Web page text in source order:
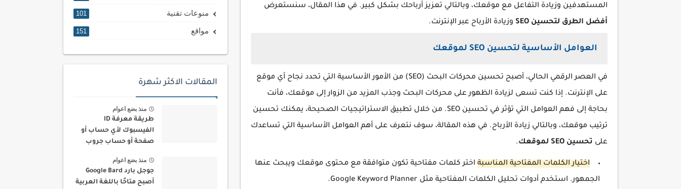
المستهدفين وزيادة التفاعل مع موقعك، وبالتالي تعزيز أرباحك بشكل كبير. في هذا المقال، سنستعرض
أفضل الطرق لتحسين SEO
وزيادة الأرباح عبر الإنترنت.
العوامل الأساسية لتحسين SEO لموقعك
في العصر الرقمي الحالي، أصبح تحسين محركات البحث (SEO) من الأمور الأساسية التي تحدد نجاح أي موقع
على الإنترنت. إذا كنت تسعى لزيادة الظهور على محركات البحث وجذب المزيد من الزوار إلى موقعك، فأنت
بحاجة إلى فهم العوامل التي تؤثر في تحسين SEO. من خلال تطبيق الاستراتيجيات الصحيحة، يمكنك تحسين
ترتيب موقعك، وبالتالي زيادة الأرباح. في هذه المقالة، سوف نتعرف على أهم العوامل الأساسية التي تساعدك
على تحسين SEO لموقعك .
اختيار الكلمات المفتاحية المناسبة اختر كلمات مفتاحية تكون متوافقة مع محتوى موقعك ويبحث عنها
الجمهور. استخدم أدوات تحليل الكلمات المفتاحية مثل Google Keyword Planner.
منوعات تقنية 101
مواقع 151
المقالات الاكثر شهرة
منذ بضع اعوام
طريقة معرفة ID
الفيسبوك لأي حساب أو
صفحة أو حساب جروب
منذ بضع اعوام
جوجل بارد Google Bard
أصبح متاحًا باللغة العربية